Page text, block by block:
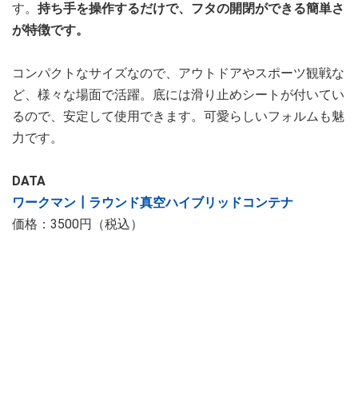
す。 持ち手を操作するだけで、フタの開閉ができる簡単さ
が特徴です。
コンパクトなサイズなので、アウトドアやスポーツ観戦な
ど、様々な場面で活躍。底には滑り止めシートが付いてい
るので、安定して使用できます。可愛らしいフォルムも魅
力です。
DATA
ワークマン┃ラウンド真空ハイブリッドコンテナ
価格：3500円（税込）